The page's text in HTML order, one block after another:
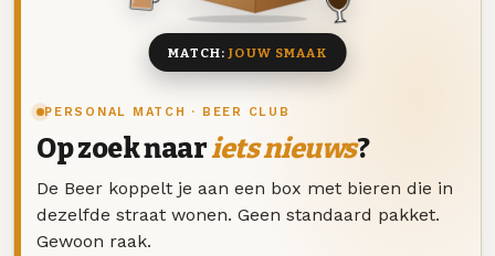
PERSONAL MATCH · BEER CLUB
Op zoek naariets nieuws?
De Beer koppelt je aan een box met bieren die in
dezelfde straat wonen. Geen standaard pakket.
Gewoon raak.
MATCH:JOUW SMAAK